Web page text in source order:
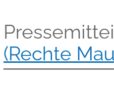
(Rechte